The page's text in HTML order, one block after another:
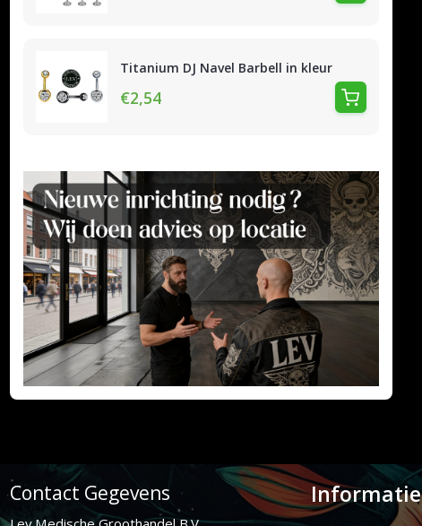
Titanium DJ Navel Barbell in kleur
€2,54
Contact Gegevens Informatie